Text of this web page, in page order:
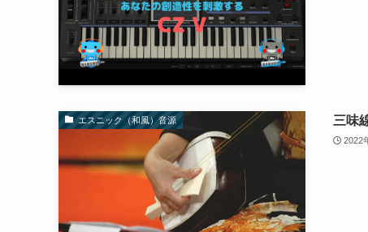
エスニック（和風）音源 三味
2022